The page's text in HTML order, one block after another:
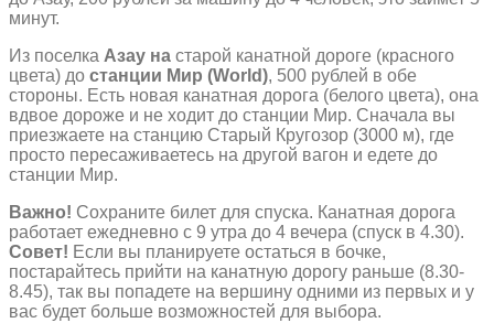
минут.
Из поселка Азау на старой канатной дороге (красного
цвета) до станции Мир (World), 500 рублей в обе
стороны. Есть новая канатная дорога (белого цвета), она
вдвое дороже и не ходит до станции Мир. Сначала вы
приезжаете на станцию Старый Кругозор (3000 м), где
просто пересаживаетесь на другой вагон и едете до
станции Мир.
Важно! Сохраните билет для спуска. Канатная дорога
работает ежедневно с 9 утра до 4 вечера (спуск в 4.30).
Совет! Если вы планируете остаться в бочке,
постарайтесь прийти на канатную дорогу раньше (8.30-
8.45), так вы попадете на вершину одними из первых и у
вас будет больше возможностей для выбора.